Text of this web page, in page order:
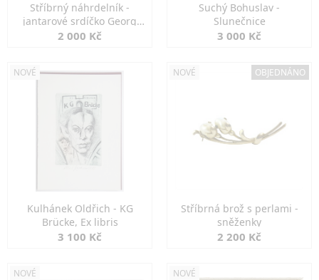
Stříbrný náhrdelník -
jantarové srdíčko Georg
Kramer
2 000 Kč
Suchý Bohuslav -
Slunečnice
3 000 Kč
NOVÉ
Kulhánek Oldřich - KG
Brücke, Ex libris
3 100 Kč
NOVÉ OBJEDNÁNO
Stříbrná brož s perlami -
sněženky
2 200 Kč
NOVÉ NOVÉ